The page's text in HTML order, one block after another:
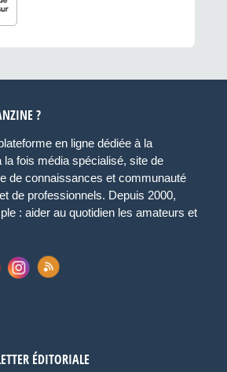
?
en ligne dédiée à la
la fois média spécialisé, site de
de connaissances et communauté
de professionnels. Depuis 2000,
: aider au quotidien les amateurs et
ÉDITORIALE